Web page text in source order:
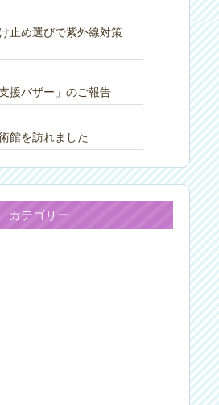
止め選びで紫外線対策
援バザー」のご報告
館を訪れました
カテゴリー